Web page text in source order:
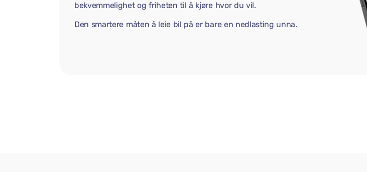
bekvemmelighet og friheten til å kjøre hvor du vil.
Den smartere måten å leie bil på er bare en nedlasting unna.